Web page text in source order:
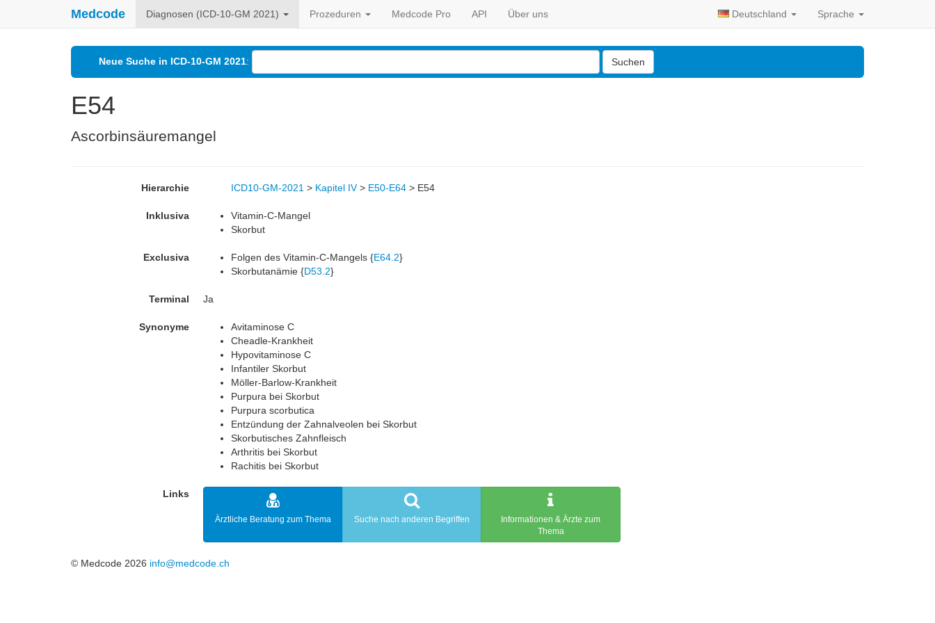
Medcode Diagnosen (ICD-10-GM 2021) Prozeduren Medcode Pro API Über uns Deutschland Sprache
Neue Suche in ICD-10-GM 2021: Suchen
E54
Ascorbinsäuremangel
Hierarchie ICD10-GM-2021 > Kapitel IV> E50-E64 > E54
Inklusiva
Vitamin-C-Mangel
Skorbut
Exclusiva Folgen des Vitamin-C-Mangels {E64.2}
Skorbutanämie {D53.2}
Terminal Ja
Synonyme
Avitaminose C
Cheadle-Krankheit
Hypovitaminose C
Infantiler Skorbut
Möller-Barlow-Krankheit
Purpura bei Skorbut
Purpura scorbutica
Entzündung der Zahnalveolen bei Skorbut
Skorbutisches Zahnfleisch
Arthritis bei Skorbut
Rachitis bei Skorbut
Links
Ärztliche Beratung zum Thema Suche nach anderen Begriffen
Informationen & Ärzte zum
Thema
© Medcode 2026 info@medcode.ch